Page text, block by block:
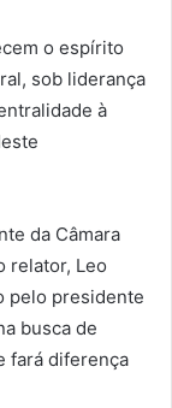
o espírito
sob liderança
à
da Câmara
relator, Leo
pelo presidente
busca de
fará diferença